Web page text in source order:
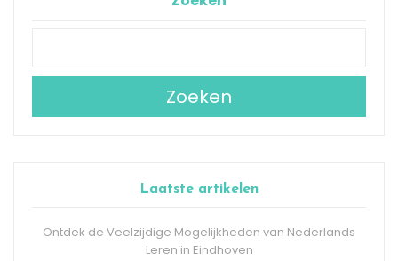
Zoeken
Laatste artikelen
Ontdek de Veelzijdige Mogelijkheden van Nederlands
Leren in Eindhoven